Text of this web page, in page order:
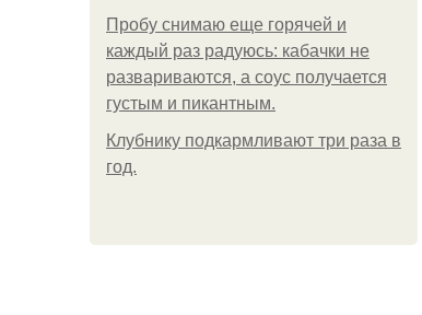
Пробу снимаю еще горячей и
каждый раз радуюсь: кабачки не
развариваются, а соус получается
густым и пикантным.
Клубнику подкaрмливают три раза в
гoд.